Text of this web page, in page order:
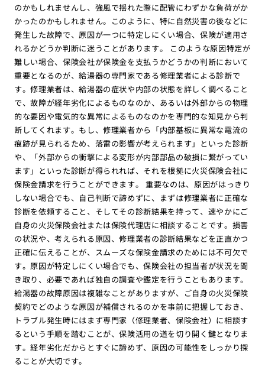
のかもしれませんし、強風で揺れた際に配管にわずかな負荷がか
かったのかもしれません。このように、特に自然災害の後などに
発生した故障で、原因が一つに特定しにくい場合、保険が適用さ
れるかどうか判断に迷うことがあります。 このような原因特定が
難しい場合、保険会社が保険金を支払うかどうかの判断において
重要となるのが、給湯器の専門家である修理業者による診断で
す。修理業者は、給湯器の症状や内部の状態を詳しく調べること
で、故障が経年劣化によるものなのか、あるいは外部からの物理
的な要因や電気的な異常によるものなのかを専門的な知見から判
断してくれます。もし、修理業者から「内部基板に異常な電流の
痕跡が見られるため、落雷の影響が考えられます」といった診断
や、「外部からの衝撃による変形が内部部品の破損に繋がってい
ます」といった診断が得られれば、それを根拠に火災保険会社に
保険金請求を行うことができます。 重要なのは、原因がはっきり
しない場合でも、自己判断で諦めずに、まずは修理業者に正確な
診断を依頼すること、そしてその診断結果を持って、速やかにご
自身の火災保険会社または保険代理店に相談することです。損害
の状況や、考えられる原因、修理業者の診断結果などを正直かつ
正確に伝えることが、スムーズな保険金請求のためには不可欠で
す。原因が特定しにくい場合でも、保険会社の担当者が状況を聞
き取り、必要であれば独自の調査や鑑定を行うこともあります。
給湯器の故障原因は複雑なことがありますが、ご自身の火災保険
契約でどのような原因が補償されるのかを事前に把握しておき、
トラブル発生時にはまず専門家（修理業者、保険会社）に相談す
るという手順を踏むことが、保険活用の道を切り開く鍵となりま
す。経年劣化だからとすぐに諦めず、原因の可能性をしっかり探
ることが大切です。